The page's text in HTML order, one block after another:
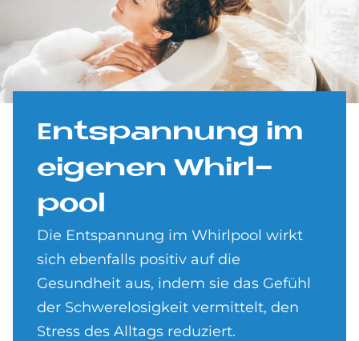
Ent­span­nung im
ei­ge­nen Whirl­
pool
Die Entspannung im Whirlpool wirkt
sich ebenfalls positiv auf die
Gesundheit aus, indem sie das Gefühl
der Schwerelosigkeit vermittelt, den
Stress des Alltags reduziert.